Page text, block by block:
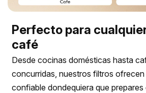
Perfecto para
café
Desde cocinas domésticas hasta
concurridas, nuestros filtros
confiable dondequiera que